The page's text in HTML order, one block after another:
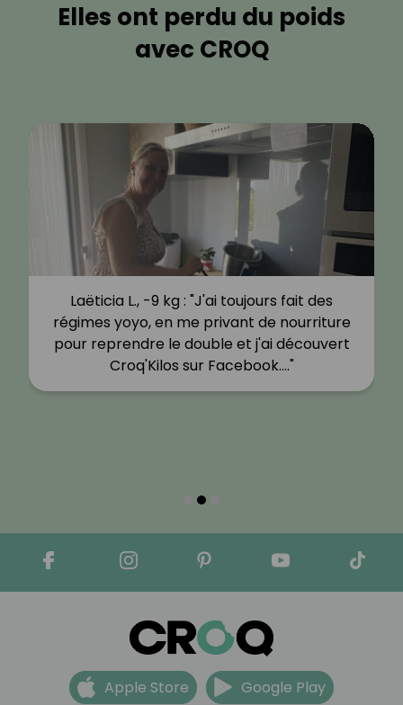
Elles ont perdu du poids
avec CROQ
Laëticia L., -9 kg : "J'ai toujours fait des
régimes yoyo, en me privant de nourriture
pour reprendre le double et j'ai découvert
Croq'Kilos sur Facebook.…"
Apple Store Google Play